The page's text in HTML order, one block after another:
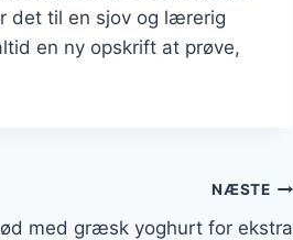
det til en sjov og lærerig
en ny opskrift at prøve,
NÆSTE
med græsk yoghurt for ekstra